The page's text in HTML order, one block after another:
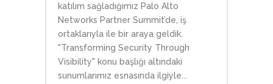
katılım sağladığımız Palo Alto
Networks Partner Summit’de, iş
ortaklarıyla ile bir araya geldik.
"Transforming Security Through
Visibility" konu başlığı altındaki
sunumlarımız esnasında ilgiyle...